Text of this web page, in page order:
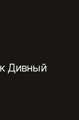
Дивный